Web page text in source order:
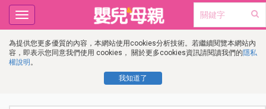
為提供您更多優質的內容，本網站使用cookies分析技術。若繼續閱覽本網站內
容，即表示您同意我們使用 cookies， 關於更多cookies資訊請閱讀我們的隱私
權說明 。
我知道了
Toggle
navigation